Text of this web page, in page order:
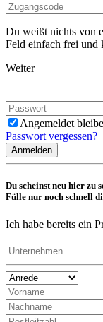
Du weißt nichts von
Feld einfach frei
Weiter
Angemeldet
Passwort vergessen?
Anmelden
Du scheinst neu hier zu
Fülle nur noch schnell
Ich habe bereits ein